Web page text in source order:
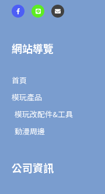
F
a
c
k
-
L
i
n
E
n
v
網站導覽
首頁
模玩產品
模玩改配件&工具
動漫周邊
公司資訊